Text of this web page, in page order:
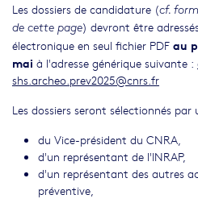
Les dossiers de candidature (cf.
de cette page) devront être
électronique en seul fichier PDF au
mai à l'adresse générique suivante :
shs.archeo.prev2025@cnrs.fr
Les dossiers seront sélectionnés
du Vice-président du CNRA,
d'un représentant de l'INRAP,
d'un représentant des autres
préventive,